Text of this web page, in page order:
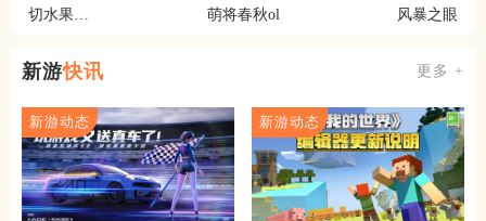
切水果大
萌将春秋ol 风暴之眼
新游快讯 更多 +
新游动态 新游动态